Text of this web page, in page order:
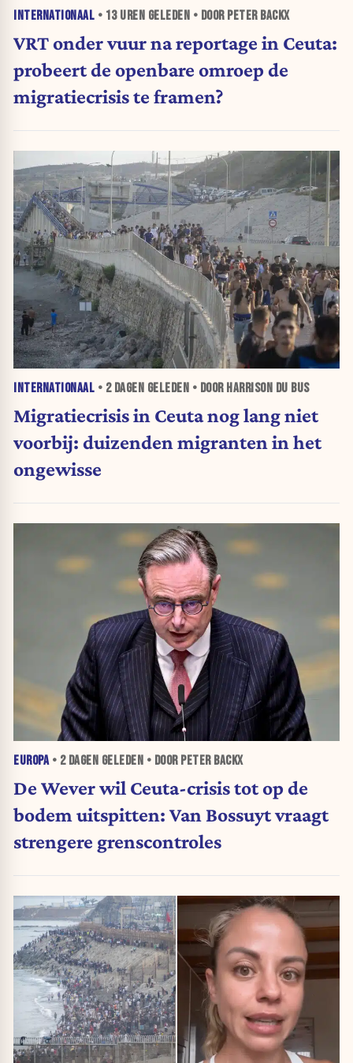
INTERNATIONAAL • 13 UREN GELEDEN • DOOR PETER BACKX
VRT onder vuur na reportage in Ceuta:
probeert de openbare omroep de
migratiecrisis te framen?
INTERNATIONAAL • 2 DAGEN GELEDEN • DOOR HARRISON DU BUS
Migratiecrisis in Ceuta nog lang niet
voorbij: duizenden migranten in het
ongewisse
EUROPA• 2 DAGEN GELEDEN • DOOR PETER BACKX
De Wever wil Ceuta-crisis tot op de
bodem uitspitten: Van Bossuyt vraagt
strengere grenscontroles